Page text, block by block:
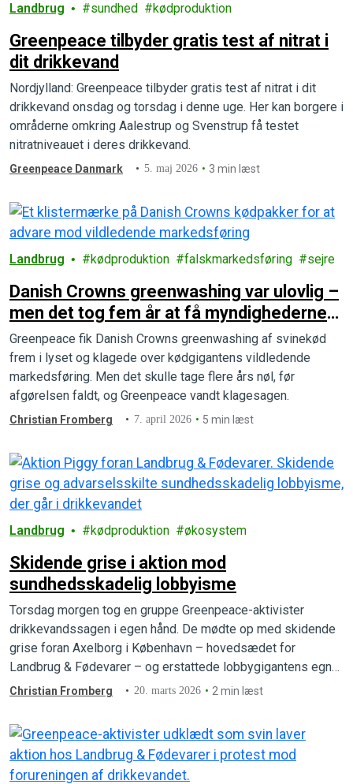
Landbrug sundhed kødproduktion
Greenpeace tilbyder gratis test af nitrat i
dit drikkevand
Nordjylland: Greenpeace tilbyder gratis test af nitrat i dit
drikkevand onsdag og torsdag i denne uge. Her kan borgere i
områderne omkring Aalestrup og Svenstrup få testet
nitratniveauet i deres drikkevand.
Greenpeace Danmark 5. maj 2026 3 min læst
Landbrug kødproduktion falskmarkedsføring sejre
Danish Crowns greenwashing var ulovlig –
men det tog fem år at få myndighederne
til at sige det
Greenpeace fik Danish Crowns greenwashing af svinekød
frem i lyset og klagede over kødgigantens vildledende
markedsføring. Men det skulle tage flere års nøl, før
afgørelsen faldt, og Greenpeace vandt klagesagen.
Christian Fromberg 7. april 2026 5 min læst
Landbrug kødproduktion økosystem
Skidende grise i aktion mod
sundhedsskadelig lobbyisme
Torsdag morgen tog en gruppe Greenpeace-aktivister
drikkevandssagen i egen hånd. De mødte op med skidende
grise foran Axelborg i København – hovedsædet for
Landbrug & Fødevarer – og erstattede lobbygigantens egne
reklamer med store, røde advarselssymboler.
Christian Fromberg 20. marts 2026 2 min læst